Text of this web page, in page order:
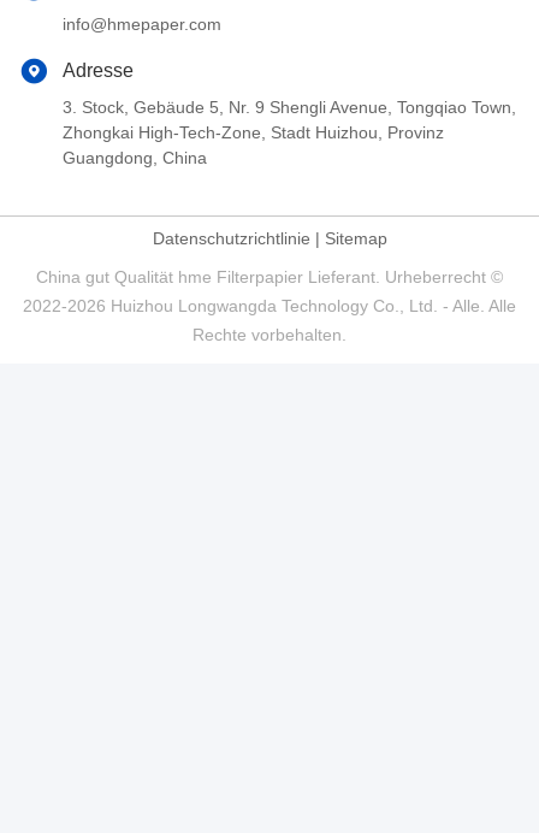
info@hmepaper.com
Adresse
3. Stock, Gebäude 5, Nr. 9 Shengli Avenue, Tongqiao Town,
Zhongkai High-Tech-Zone, Stadt Huizhou, Provinz
Guangdong, China
Datenschutzrichtlinie | Sitemap
China gut Qualität hme Filterpapier Lieferant. Urheberrecht ©
2022-2026 Huizhou Longwangda Technology Co., Ltd. - Alle. Alle
Rechte vorbehalten.